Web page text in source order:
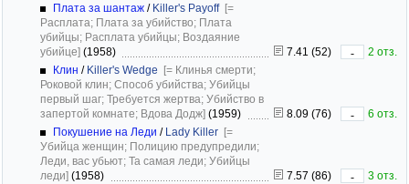
Плата за шантаж / Killer's Payoff [=
Расплата; Плата за убийство; Плата
убийцы; Расплата убийцы; Воздаяние
убийце] (1958) 7.41 (52) -
2 отз.
Клин / Killer's Wedge [= Клинья смерти;
Роковой клин; Способ убийства; Убийцы
первый шаг; Требуется жертва; Убийство в
запертой комнате; Вдова Додж] (1959) 8.09 (76) -
6 отз.
Покушение на Леди / Lady Killer [=
Убийца женщин; Полицию предупредили;
Леди, вас убьют; Та самая леди; Убийцы
леди] (1958) 7.57 (86) -
3 отз.